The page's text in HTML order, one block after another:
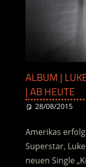
ALBUM |
| AB HEUTE
28/08/2015
Amerikas
Superstar,
neuen Single